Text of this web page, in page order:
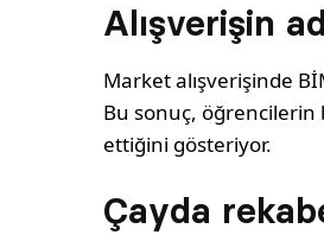
Alışverişin
Market alışverişinde
Bu sonuç, öğrencilerin
ettiğini gösteriyor.
Çayda